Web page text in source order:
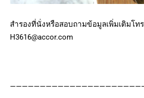
สำรองที่นั่งหรือสอบถามข้อมูลเพิ่มเติมโทร
H3616@accor.com